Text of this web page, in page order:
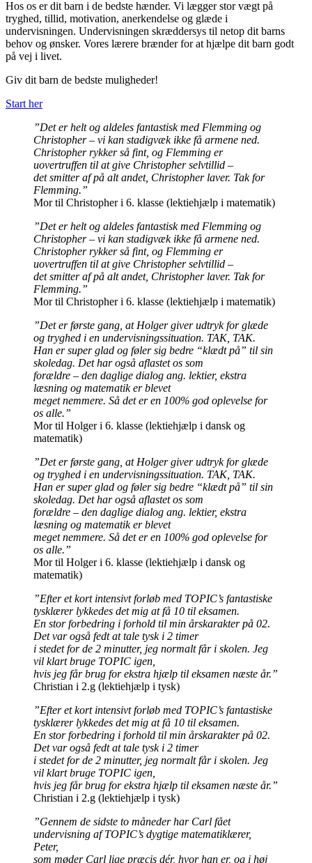
Hos os er dit barn i de bedste hænder. Vi lægger stor vægt på
tryghed, tillid, motivation, anerkendelse og glæde i
undervisningen. Undervisningen skræddersys til netop dit barns
behov og ønsker. Vores lærere brænder for at hjælpe dit barn godt
på vej i livet.
Giv dit barn de bedste muligheder!
Start her
”Det er helt og aldeles fantastisk med Flemming og
Christopher – vi kan stadigvæk ikke få armene ned.
Christopher rykker så fint, og Flemming er
uovertruffen til at give Christopher selvtillid –
det smitter af på alt andet, Christopher laver. Tak for
Flemming.”
Mor til Christopher i 6. klasse (lektiehjælp i matematik)
”Det er helt og aldeles fantastisk med Flemming og
Christopher – vi kan stadigvæk ikke få armene ned.
Christopher rykker så fint, og Flemming er
uovertruffen til at give Christopher selvtillid –
det smitter af på alt andet, Christopher laver. Tak for
Flemming.”
Mor til Christopher i 6. klasse (lektiehjælp i matematik)
”Det er første gang, at Holger giver udtryk for glæde
og tryghed i en undervisningssituation. TAK, TAK.
Han er super glad og føler sig bedre “klædt på” til sin
skoledag. Det har også aflastet os som
forældre – den daglige dialog ang. lektier, ekstra
læsning og matematik er blevet
meget nemmere. Så det er en 100% god oplevelse for
os alle.”
Mor til Holger i 6. klasse (lektiehjælp i dansk og
matematik)
”Det er første gang, at Holger giver udtryk for glæde
og tryghed i en undervisningssituation. TAK, TAK.
Han er super glad og føler sig bedre “klædt på” til sin
skoledag. Det har også aflastet os som
forældre – den daglige dialog ang. lektier, ekstra
læsning og matematik er blevet
meget nemmere. Så det er en 100% god oplevelse for
os alle.”
Mor til Holger i 6. klasse (lektiehjælp i dansk og
matematik)
”Efter et kort intensivt forløb med TOPIC’s fantastiske
tysklærer lykkedes det mig at få 10 til eksamen.
En stor forbedring i forhold til min årskarakter på 02.
Det var også fedt at tale tysk i 2 timer
i stedet for de 2 minutter, jeg normalt får i skolen. Jeg
vil klart bruge TOPIC igen,
hvis jeg får brug for ekstra hjælp til eksamen næste år.”
Christian i 2.g (lektiehjælp i tysk)
”Efter et kort intensivt forløb med TOPIC’s fantastiske
tysklærer lykkedes det mig at få 10 til eksamen.
En stor forbedring i forhold til min årskarakter på 02.
Det var også fedt at tale tysk i 2 timer
i stedet for de 2 minutter, jeg normalt får i skolen. Jeg
vil klart bruge TOPIC igen,
hvis jeg får brug for ekstra hjælp til eksamen næste år.”
Christian i 2.g (lektiehjælp i tysk)
”Gennem de sidste to måneder har Carl fået
undervisning af TOPIC’s dygtige matematiklærer,
Peter,
som møder Carl lige præcis dér, hvor han er, og i høj